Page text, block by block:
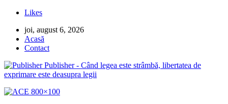
Likes
joi, august 6, 2026
Acasă
Contact
Publisher - Când legea este strâmbă, libertatea de
exprimare este deasupra legii